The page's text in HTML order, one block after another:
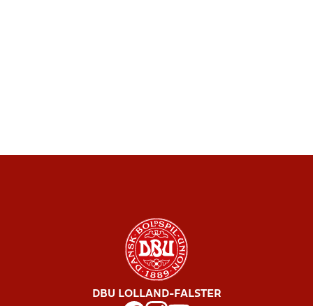
DBU LOLLAND-FALSTER